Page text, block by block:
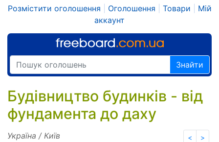
Розмістити оголошення Оголошення Товари
Мій
аккаунт
Знайти
Будівництво будинків - від
фундамента до даху
< >
Україна / Київ